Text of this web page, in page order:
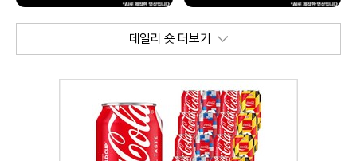
데일리 숏 더보기